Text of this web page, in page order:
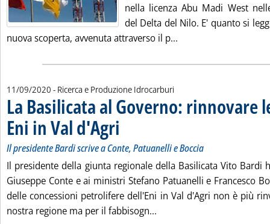
nella licenza Abu Madi West
del Delta del Nilo. E' quanto si
nuova scoperta, avvenuta attraverso il p...
11/09/2020 - Ricerca e Produzione Idrocarburi
La Basilicata al Governo: rinnovare
Eni in Val d'Agri
Il presidente Bardi scrive a Conte, Patuanelli e Boccia
Il presidente della giunta regionale della Basilicata Vito Bardi
Giuseppe Conte e ai ministri Stefano Patuanelli e Francesco
delle concessioni petrolifere dell'Eni in Val d'Agri non è più
nostra regione ma per il fabbisogn...